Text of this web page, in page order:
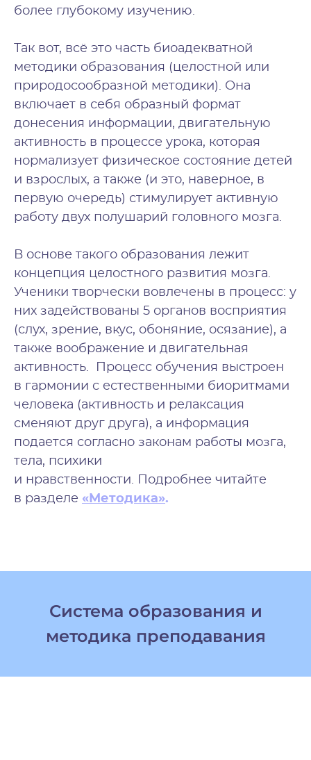
более глубокому изучению.
Так вот, всё это часть биоадекватной
методики образования (целостной или
природосообразной методики). Она
включает в себя образный формат
донесения информации, двигательную
активность в процессе урока, которая
нормализует физическое состояние детей
и взрослых, а также (и это, наверное, в
первую очередь) стимулирует активную
работу двух полушарий головного мозга.
В основе такого образования лежит
концепция целостного развития мозга.
Ученики творчески вовлечены в процесс: у
них задействованы 5 органов восприятия
(слух, зрение, вкус, обоняние, осязание), а
также воображение и двигательная
активность. Процесс обучения выстроен
в гармонии с естественными биоритмами
человека (активность и релаксация
сменяют друг друга), а информация
подается согласно законам работы мозга,
тела, психики
и нравственности.
Подробнее читайте
в разделе «Методика».
Система образования и
методика преподавания